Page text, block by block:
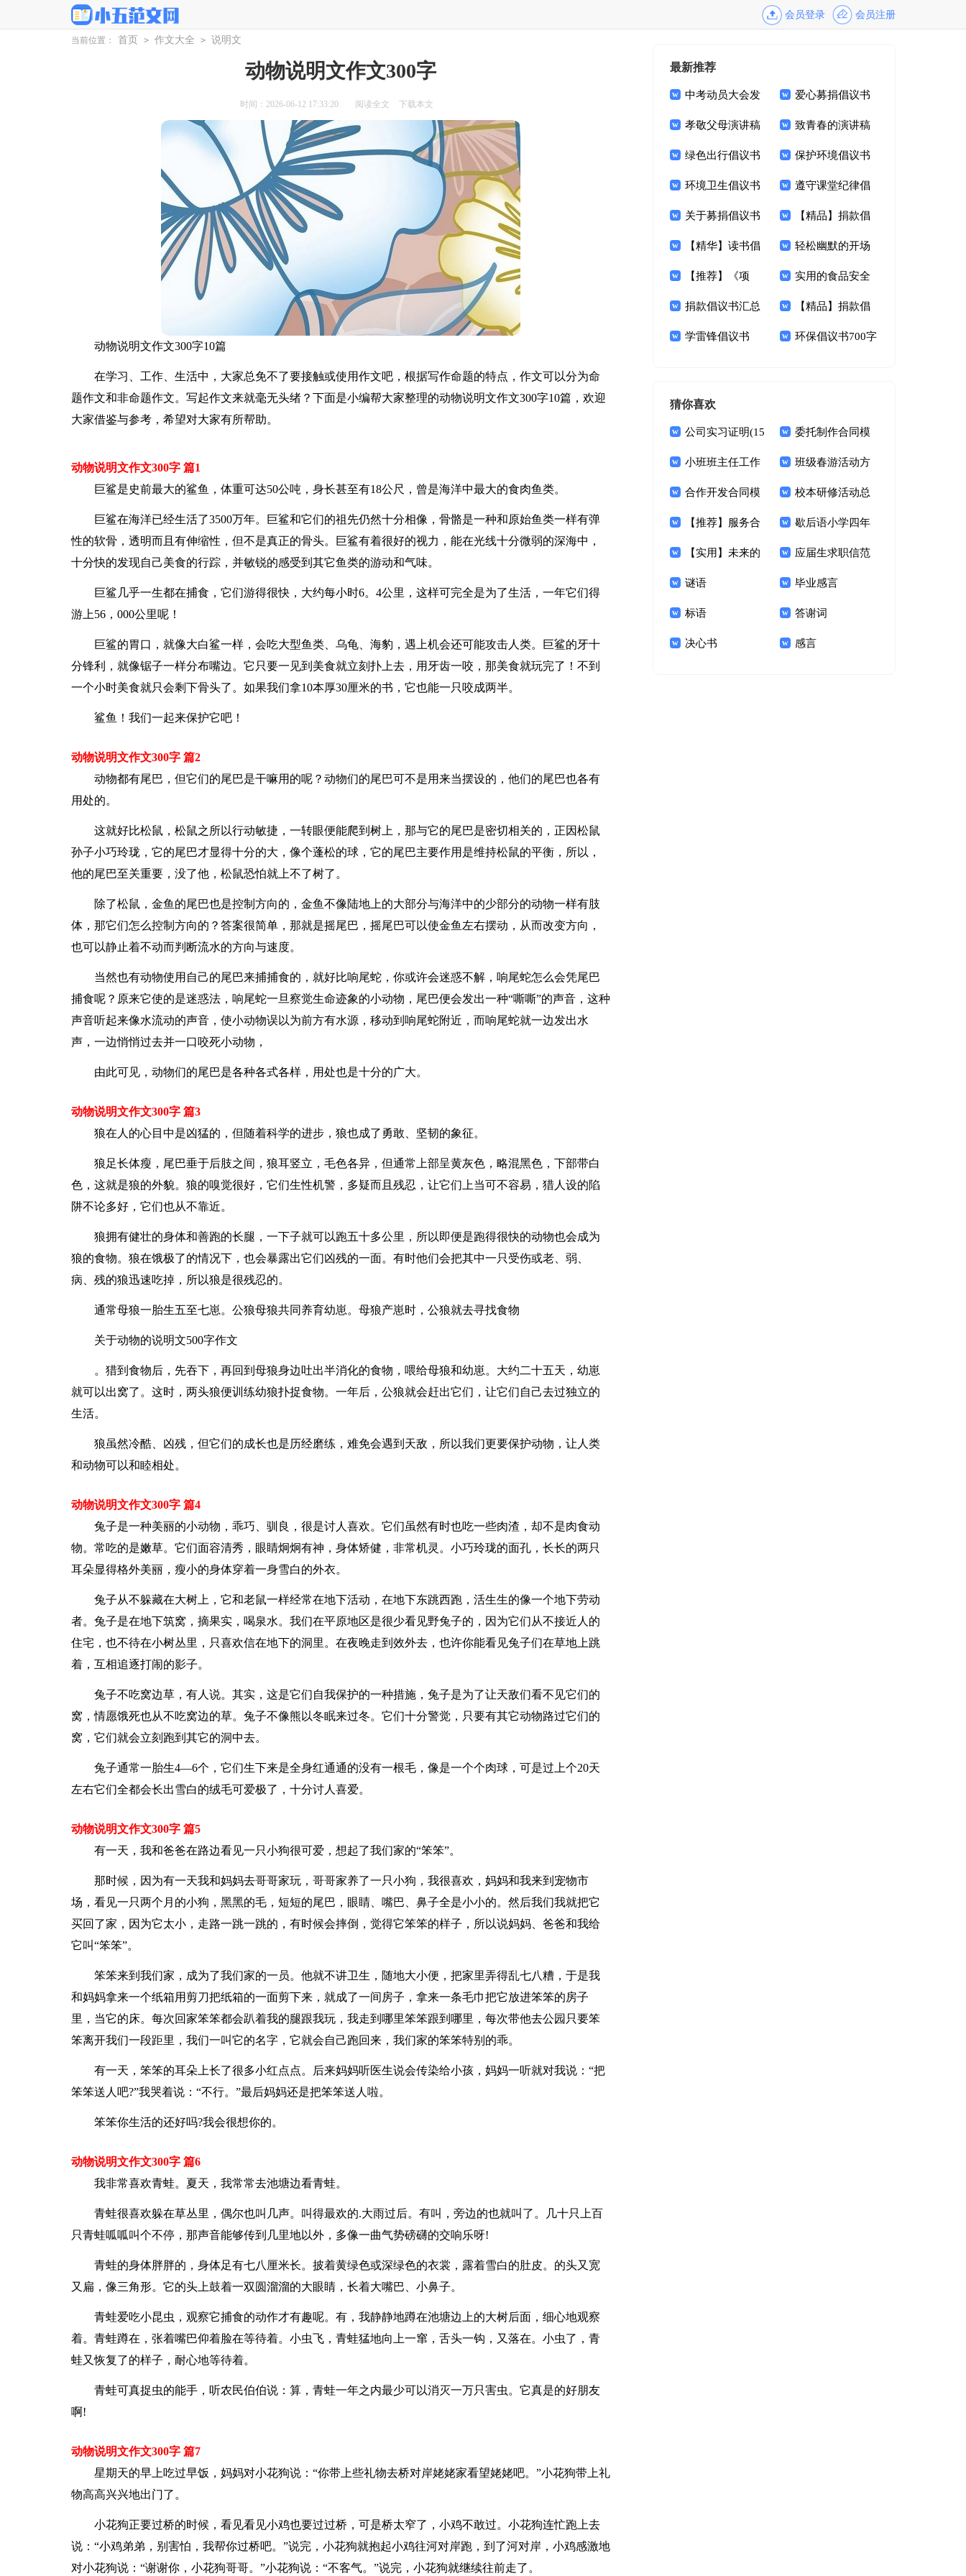
会员登录 会员注册
当前位置： 首页 > 作文大全 > 说明文
动物说明文作文300字
时间：2026-06-12 17:33:20 阅读全文 下载本文
动物说明文作文300字10篇
在学习、工作、生活中，大家总免不了要接触或使用作文吧，根据写作命题的特点，作文可以分为命
题作文和非命题作文。写起作文来就毫无头绪？下面是小编帮大家整理的动物说明文作文300字10篇，欢迎
大家借鉴与参考，希望对大家有所帮助。
动物说明文作文300字 篇1
巨鲨是史前最大的鲨鱼，体重可达50公吨，身长甚至有18公尺，曾是海洋中最大的食肉鱼类。
巨鲨在海洋已经生活了3500万年。巨鲨和它们的祖先仍然十分相像，骨骼是一种和原始鱼类一样有弹
性的软骨，透明而且有伸缩性，但不是真正的骨头。巨鲨有着很好的视力，能在光线十分微弱的深海中，
十分快的发现自己美食的行踪，并敏锐的感受到其它鱼类的游动和气味。
巨鲨几乎一生都在捕食，它们游得很快，大约每小时6。4公里，这样可完全是为了生活，一年它们得
游上56，000公里呢！
巨鲨的胃口，就像大白鲨一样，会吃大型鱼类、乌龟、海豹，遇上机会还可能攻击人类。巨鲨的牙十
分锋利，就像锯子一样分布嘴边。它只要一见到美食就立刻扑上去，用牙齿一咬，那美食就玩完了！不到
一个小时美食就只会剩下骨头了。如果我们拿10本厚30厘米的书，它也能一只咬成两半。
鲨鱼！我们一起来保护它吧！
动物说明文作文300字 篇2
动物都有尾巴，但它们的尾巴是干嘛用的呢？动物们的尾巴可不是用来当摆设的，他们的尾巴也各有
用处的。
这就好比松鼠，松鼠之所以行动敏捷，一转眼便能爬到树上，那与它的尾巴是密切相关的，正因松鼠
孙子小巧玲珑，它的尾巴才显得十分的大，像个蓬松的球，它的尾巴主要作用是维持松鼠的平衡，所以，
他的尾巴至关重要，没了他，松鼠恐怕就上不了树了。
除了松鼠，金鱼的尾巴也是控制方向的，金鱼不像陆地上的大部分与海洋中的少部分的动物一样有肢
体，那它们怎么控制方向的？答案很简单，那就是摇尾巴，摇尾巴可以使金鱼左右摆动，从而改变方向，
也可以静止着不动而判断流水的方向与速度。
当然也有动物使用自己的尾巴来捕捕食的，就好比响尾蛇，你或许会迷惑不解，响尾蛇怎么会凭尾巴
捕食呢？原来它使的是迷惑法，响尾蛇一旦察觉生命迹象的小动物，尾巴便会发出一种“嘶嘶”的声音，这种
声音听起来像水流动的声音，使小动物误以为前方有水源，移动到响尾蛇附近，而响尾蛇就一边发出水
声，一边悄悄过去并一口咬死小动物，
由此可见，动物们的尾巴是各种各式各样，用处也是十分的广大。
动物说明文作文300字 篇3
狼在人的心目中是凶猛的，但随着科学的进步，狼也成了勇敢、坚韧的象征。
狼足长体瘦，尾巴垂于后肢之间，狼耳竖立，毛色各异，但通常上部呈黄灰色，略混黑色，下部带白
色，这就是狼的外貌。狼的嗅觉很好，它们生性机警，多疑而且残忍，让它们上当可不容易，猎人设的陷
阱不论多好，它们也从不靠近。
狼拥有健壮的身体和善跑的长腿，一下子就可以跑五十多公里，所以即便是跑得很快的动物也会成为
狼的食物。狼在饿极了的情况下，也会暴露出它们凶残的一面。有时他们会把其中一只受伤或老、弱、
病、残的狼迅速吃掉，所以狼是很残忍的。
通常母狼一胎生五至七崽。公狼母狼共同养育幼崽。母狼产崽时，公狼就去寻找食物
关于动物的说明文500字作文
。猎到食物后，先吞下，再回到母狼身边吐出半消化的食物，喂给母狼和幼崽。大约二十五天，幼崽
就可以出窝了。这时，两头狼便训练幼狼扑捉食物。一年后，公狼就会赶出它们，让它们自己去过独立的
生活。
狼虽然冷酷、凶残，但它们的成长也是历经磨练，难免会遇到天敌，所以我们更要保护动物，让人类
和动物可以和睦相处。
动物说明文作文300字 篇4
兔子是一种美丽的小动物，乖巧、驯良，很是讨人喜欢。它们虽然有时也吃一些肉渣，却不是肉食动
物。常吃的是嫩草。它们面容清秀，眼睛炯炯有神，身体矫健，非常机灵。小巧玲珑的面孔，长长的两只
耳朵显得格外美丽，瘦小的身体穿着一身雪白的外衣。
兔子从不躲藏在大树上，它和老鼠一样经常在地下活动，在地下东跳西跑，活生生的像一个地下劳动
者。兔子是在地下筑窝，摘果实，喝泉水。我们在平原地区是很少看见野兔子的，因为它们从不接近人的
住宅，也不待在小树丛里，只喜欢信在地下的洞里。在夜晚走到效外去，也许你能看见兔子们在草地上跳
着，互相追逐打闹的影子。
兔子不吃窝边草，有人说。其实，这是它们自我保护的一种措施，兔子是为了让天敌们看不见它们的
窝，情愿饿死也从不吃窝边的草。兔子不像熊以冬眠来过冬。它们十分警觉，只要有其它动物路过它们的
窝，它们就会立刻跑到其它的洞中去。
兔子通常一胎生4—6个，它们生下来是全身红通通的没有一根毛，像是一个个肉球，可是过上个20天
左右它们全都会长出雪白的绒毛可爱极了，十分讨人喜爱。
动物说明文作文300字 篇5
有一天，我和爸爸在路边看见一只小狗很可爱，想起了我们家的“笨笨”。
那时候，因为有一天我和妈妈去哥哥家玩，哥哥家养了一只小狗，我很喜欢，妈妈和我来到宠物市
场，看见一只两个月的小狗，黑黑的毛，短短的尾巴，眼睛、嘴巴、鼻子全是小小的。然后我们我就把它
买回了家，因为它太小，走路一跳一跳的，有时候会摔倒，觉得它笨笨的样子，所以说妈妈、爸爸和我给
它叫“笨笨”。
笨笨来到我们家，成为了我们家的一员。他就不讲卫生，随地大小便，把家里弄得乱七八糟，于是我
和妈妈拿来一个纸箱用剪刀把纸箱的一面剪下来，就成了一间房子，拿来一条毛巾把它放进笨笨的房子
里，当它的床。每次回家笨笨都会趴着我的腿跟我玩，我走到哪里笨笨跟到哪里，每次带他去公园只要笨
笨离开我们一段距里，我们一叫它的名字，它就会自己跑回来，我们家的笨笨特别的乖。
有一天，笨笨的耳朵上长了很多小红点点。后来妈妈听医生说会传染给小孩，妈妈一听就对我说：“把
笨笨送人吧?”我哭着说：“不行。”最后妈妈还是把笨笨送人啦。
笨笨你生活的还好吗?我会很想你的。
动物说明文作文300字 篇6
我非常喜欢青蛙。夏天，我常常去池塘边看青蛙。
青蛙很喜欢躲在草丛里，偶尔也叫几声。叫得最欢的.大雨过后。有叫，旁边的也就叫了。几十只上百
只青蛙呱呱叫个不停，那声音能够传到几里地以外，多像一曲气势磅礴的交响乐呀!
青蛙的身体胖胖的，身体足有七八厘米长。披着黄绿色或深绿色的衣裳，露着雪白的肚皮。的头又宽
又扁，像三角形。它的头上鼓着一双圆溜溜的大眼睛，长着大嘴巴、小鼻子。
青蛙爱吃小昆虫，观察它捕食的动作才有趣呢。有，我静静地蹲在池塘边上的大树后面，细心地观察
着。青蛙蹲在，张着嘴巴仰着脸在等待着。小虫飞，青蛙猛地向上一窜，舌头一钩，又落在。小虫了，青
蛙又恢复了的样子，耐心地等待着。
青蛙可真捉虫的能手，听农民伯伯说：算，青蛙一年之内最少可以消灭一万只害虫。它真是的好朋友
啊!
动物说明文作文300字 篇7
星期天的早上吃过早饭，妈妈对小花狗说：“你带上些礼物去桥对岸姥姥家看望姥姥吧。”小花狗带上礼
物高高兴兴地出门了。
小花狗正要过桥的时候，看见看见小鸡也要过过桥，可是桥太窄了，小鸡不敢过。小花狗连忙跑上去
说：“小鸡弟弟，别害怕，我帮你过桥吧。”说完，小花狗就抱起小鸡往河对岸跑，到了河对岸，小鸡感激地
对小花狗说：“谢谢你，小花狗哥哥。”小花狗说：“不客气。”说完，小花狗就继续往前走了。
最新推荐
中考动员大会发
言稿15篇
爱心募捐倡议书
范文集合八篇
孝敬父母演讲稿
(15篇)
致青春的演讲稿
绿色出行倡议书
范文汇总五篇
保护环境倡议书
(集合15篇)
环境卫生倡议书
15篇
遵守课堂纪律倡
议书
关于募捐倡议书
范文集锦9篇
【精品】捐款倡
议书锦集9篇
【精华】读书倡
议书锦集九篇
轻松幽默的开场
白
【推荐】《项
链》读后感9篇
实用的食品安全
倡议书4篇
捐款倡议书汇总
七篇
【精品】捐款倡
议书集合7篇
学雷锋倡议书 环保倡议书700字
猜你喜欢
公司实习证明(15
篇)
委托制作合同模
板汇总7篇
小班班主任工作
总结
班级春游活动方
案
合作开发合同模
板锦集五篇
校本研修活动总
结
【推荐】服务合
同范文汇总9篇
歇后语小学四年
级下册
【实用】未来的
想象作文9篇
应届生求职信范
文(集锦15篇)
谜语 毕业感言
标语 答谢词
决心书 感言